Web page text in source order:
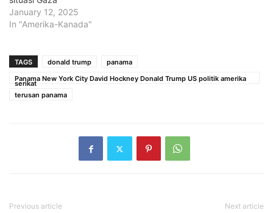
January 12, 2025
In "Amerika-Kanada"
TAGS donald trump
panama
Panama New York City David Hockney Donald Trump US politik amerika
serikat
terusan panama
Previous article Next article